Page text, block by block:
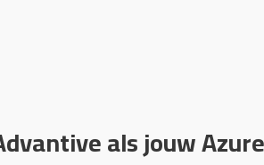
als jouw Azure